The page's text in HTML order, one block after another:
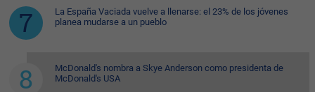
La España Vaciada vuelve a llenarse: el 23% de los jóvenes
planea mudarse a un pueblo
McDonald's nombra a Skye Anderson como presidenta de
McDonald's USA